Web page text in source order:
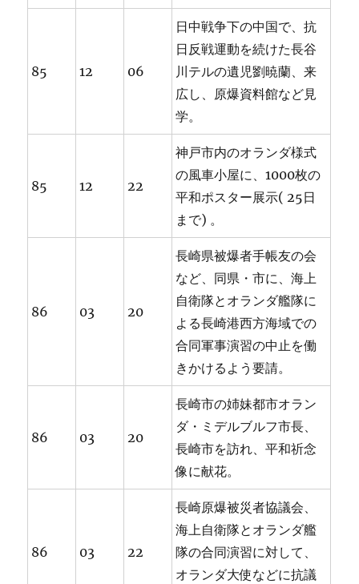
85 12 06
日中戦争下の中国で、抗
日反戦運動を続けた長谷
川テルの遺児劉暁蘭、来
広し、原爆資料館など見
学。
85 12 22
神戸市内のオランダ様式
の風車小屋に、1000枚の
平和ポスター展示( 25日
まで) 。
86 03 20
長崎県被爆者手帳友の会
など、同県・市に、海上
自衛隊とオランダ艦隊に
よる長崎港西方海域での
合同軍事演習の中止を働
きかけるよう要請。
86 03 20
長崎市の姉妹都市オラン
ダ・ミデルブルフ市長、
長崎市を訪れ、平和祈念
像に献花。
86 03 22
長崎原爆被災者協議会、
海上自衛隊とオランダ艦
隊の合同演習に対して、
オランダ大使などに抗議